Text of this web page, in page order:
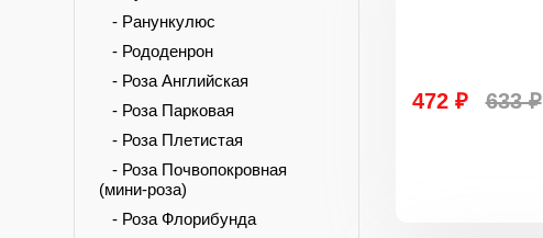
- Ранункулюс
- Рододенрон
- Роза Английская
- Роза Парковая
- Роза Плетистая
- Роза Почвопокровная
(мини-роза)
- Роза Флорибунда
472 ₽ 633 ₽